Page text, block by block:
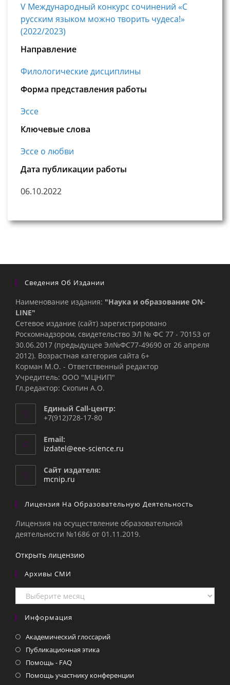
V Международный конкурс сочинений «С
русским языком можно творить чудеса!»
(2022/2023)
Направление
Филологические дисциплины
Форма представления работы
Эссе
Ключевые слова
Эссе о любви
Дата публикации работы
06.10.2022
Сведения Об Издании
Наименование издания: "Наука и образование ON-
LINE"
Сетевое издание (сайт) зарегистрировано
Роскомнадзором, свидетельство ЭЛ № ФС 77 - 70153 от
30.06.2017 (предыдущее Эл№ФC77-49690 от 26 апреля
2012). Возрастная категория сайта 6+
Корман М.О. - Ответственный редактор
Учредитель: ООО "МЦНИП"
Гл.редактор: Скопин А.О.
Единый Call-центр:
+7(912)728-17-80
Email:
izdatel@eee-science.ru
Сайт издателя:
mcnip.ru
Лицензия На Образовательную Деятельность
Лицензия на осуществление образовательной
деятельности №1686 от 01.11.2019.
Открыть лицензию
Архивы СМИ
Архивы
СМИ
Информация
Академический глоссарий
Публикационная этика
Помощь - FAQ
Помощь участнику конференции